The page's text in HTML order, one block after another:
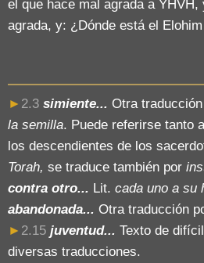
el que hace mal agrada a
agrada, y: ¿Dónde está el
► 2.3 simiente... Otra
la semilla. Puede referirse tanto
los descendientes de los
Torah, se traduce también por
contra otro... Lit. cada uno a su
abandonada... Otra traducción
► 2.15 juventud... Texto de
diversas traducciones.